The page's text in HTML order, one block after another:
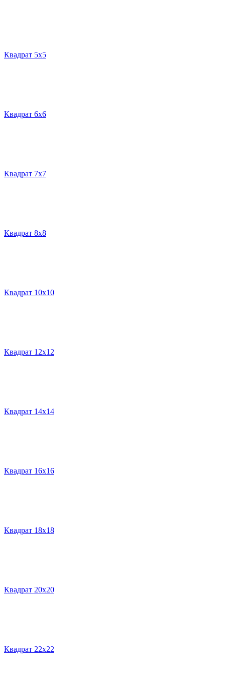
Квадрат 5х5
Квадрат 6х6
Квадрат 7х7
Квадрат 8х8
Квадрат 10х10
Квадрат 12х12
Квадрат 14х14
Квадрат 16х16
Квадрат 18х18
Квадрат 20х20
Квадрат 22х22